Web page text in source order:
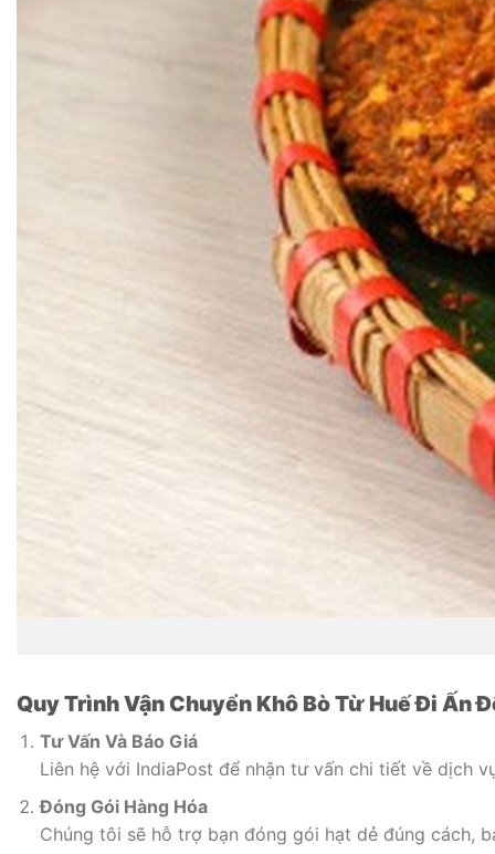
Quy Trình Vận Chuyển Khô BòTừ Huế Đi Ấn
Tư Vấn Và Báo Giá
Liên hệ với IndiaPost để nhận tư vấn chi tiết về dịch
Đóng Gói Hàng Hóa
Chúng tôi sẽ hỗ trợ bạn đóng gói hạt dẻ đúng cách,